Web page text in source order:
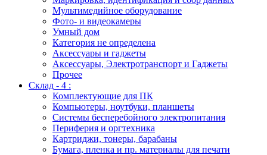
Мультимедийное оборудование
Фото- и видеокамеры
Умный дом
Категория не определена
Аксессуары и гаджеты
Аксессуары, Электротранспорт и Гаджеты
Прочее
Склад - 4 :
Комплектующие для ПК
Компьютеры, ноутбуки, планшеты
Системы бесперебойного электропитания
Периферия и оргтехника
Картриджи, тонеры, барабаны
Бумага, пленка и пр. материалы для печати